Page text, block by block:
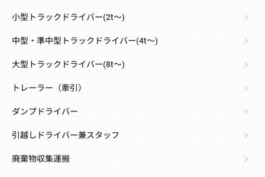
小型トラックドライバー(2t～)
中型・準中型トラックドライバー(4t～)
大型トラックドライバー(8t～)
トレーラー（牽引）
ダンプドライバー
引越しドライバー兼スタッフ
廃棄物収集運搬